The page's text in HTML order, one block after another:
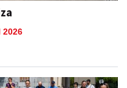
2026